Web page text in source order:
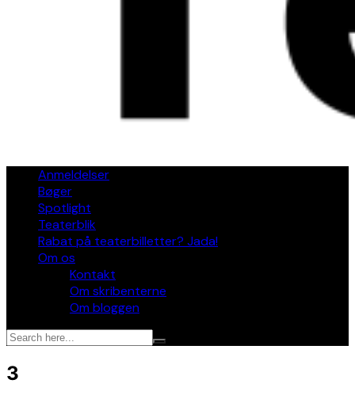
Anmeldelser
Bøger
Spotlight
Teaterblik
Rabat på teaterbilletter? Jada!
Om os
Kontakt
Om skribenterne
Om bloggen
3